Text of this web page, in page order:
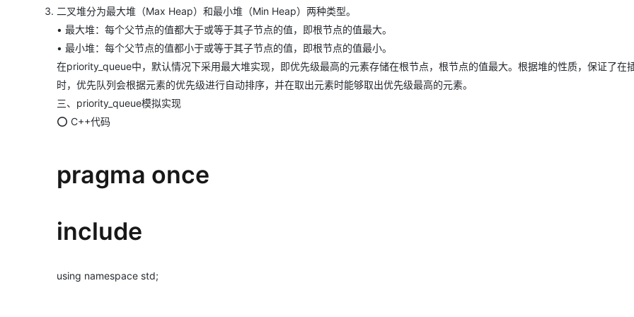
二叉堆分为最大堆（Max Heap）和最小堆（Min Heap）两种类型。
• 最大堆：每个父节点的值都大于或等于其子节点的值，即根节点的值最大。
• 最小堆：每个父节点的值都小于或等于其子节点的值，即根节点的值最小。
在​​priority_queue​​中，默认情况下采用最大堆实现，即优先级最高的元素存储在根节点，根节点的值最大。根据堆的性质，保证了在
时，优先队列会根据元素的优先级进行自动排序，并在取出元素时能够取出优先级最高的元素。
三、priority_queue模拟实现
⭕ C++代码
pragma once
include
using namespace std;